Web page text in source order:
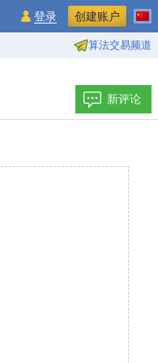
算法交易频道
登录 创建账户
新评论